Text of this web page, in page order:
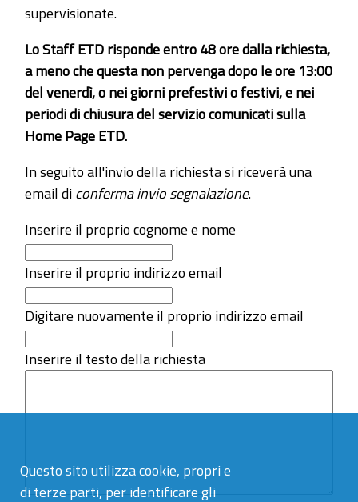
Questo sito utilizza cookie, propri e
di terze parti, per identificare gli
supervisionate.
Lo Staff ETD risponde entro 48 ore dalla richiesta,
a meno che questa non pervenga dopo le ore 13:00
del venerdì, o nei giorni prefestivi o festivi, e nei
periodi di chiusura del servizio comunicati sulla
Home Page ETD.
In seguito all'invio della richiesta si riceverà una
email diconferma invio segnalazione.
Inserire il proprio cognome e nome
Inserire il proprio indirizzo email
Digitare nuovamente il proprio indirizzo email
Inserire il testo della richiesta